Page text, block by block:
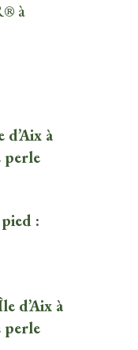
à
d’Aix à
perle
:
d’Aix à
perle